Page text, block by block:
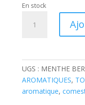
En stock
UGS : MENTHE
AROMATIQUES,
aromatique,